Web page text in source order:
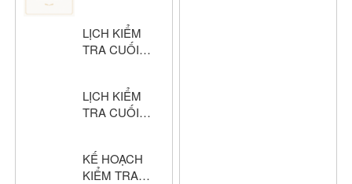
Đức Năm Học
2024–2025
LỊCH KIỂM
TRA CUỐI
NĂM HỌC:
2025 – 2026
LỊCH KIỂM
TRA CUỐI
NĂM HỌC:
2025 – 2026
KẾ HOẠCH
KIỂM TRA